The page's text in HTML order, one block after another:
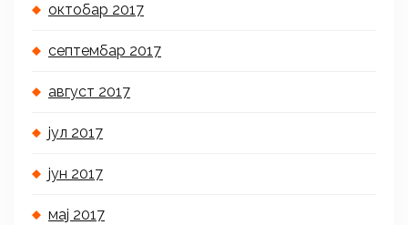
октобар 2017
септембар 2017
август 2017
јул 2017
јун 2017
мај 2017